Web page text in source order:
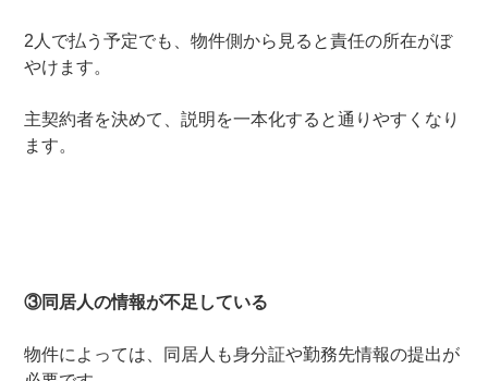
2人で払う予定でも、物件側から見ると責任の所在がぼ
やけます。
主契約者を決めて、説明を一本化すると通りやすくなり
ます。
③同居人の情報が不足している
物件によっては、同居人も身分証や勤務先情報の提出が